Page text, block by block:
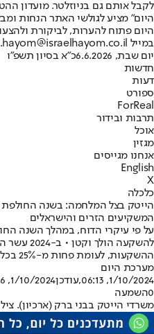
לקבל אותם גם בניוזלטר. מועדון
היום" מציע לגולשי האתר הנחות
היום פתוח להערות, לביקורת
במייל hayom@israelhayom.co.il.
יום שבת, 6.6.2026
כ"א בסיון תשפ"ו
חדשות
דעות
ספורט
ForReal
תרבות ובידור
אוכל
מגזין
אנחנו מגייסים
English
X
כלכלה
המשקיעים הזרים והישראלים
על פי עיקרי הדוח, במהלך השנה
ההשקעות, לעומת פחות מ-25% בכל השנים הקודמות
מערכת היום
1/10/2024, 06:13
,עודכן1/10/2024, 06:36
0השמעה
משרדי הייטק בבני ברק (ארכיון).